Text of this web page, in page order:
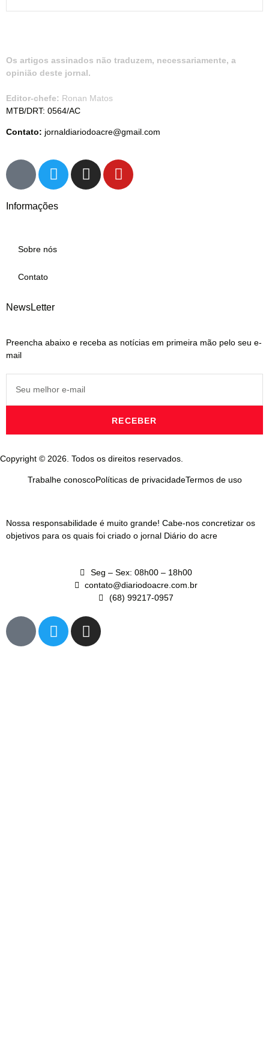
Os artigos assinados não traduzem, necessariamente, a
opinião deste jornal.
Editor-chefe: Ronan Matos
MTB/DRT: 0564/AC
Contato: jornaldiariodoacre@gmail.com
Informações
Sobre nós
Contato
NewsLetter
Preencha abaixo e receba as notícias em primeira mão pelo seu e-
mail
RECEBER
Copyright © 2026. Todos os direitos reservados.
Trabalhe conoscoPolíticas de privacidadeTermos de uso
Nossa responsabilidade é muito grande! Cabe-nos concretizar os
objetivos para os quais foi criado o jornal Diário do acre
Seg – Sex: 08h00 – 18h00
contato@diariodoacre.com.br
(68) 99217-0957